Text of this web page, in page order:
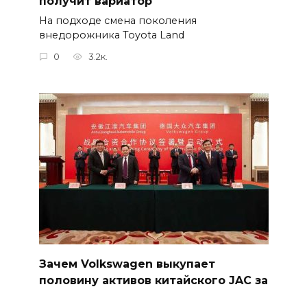
На подходе смена поколения
внедорожника Toyota Land
0 3.2к.
Зачем Volkswagen выкупает
половину активов китайского JAC за